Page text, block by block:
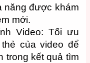
năng được khám
mới.
Video: Tối ưu
của video để
trong kết quả tìm